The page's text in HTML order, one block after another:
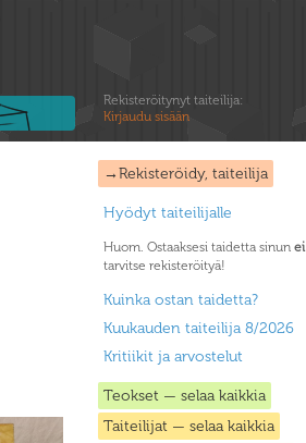
Rekisteröitynyt taiteilija:
Kirjaudu sisään
→Rekisteröidy, taiteilija
Hyödyt taiteilijalle
Huom. Ostaaksesi taidetta sinun ei
tarvitse rekisteröityä!
Kuinka ostan taidetta?
Kuukauden taiteilija 8/2026
Kritiikit ja arvostelut
Teokset — selaa kaikkia
Taiteilijat — selaa kaikkia